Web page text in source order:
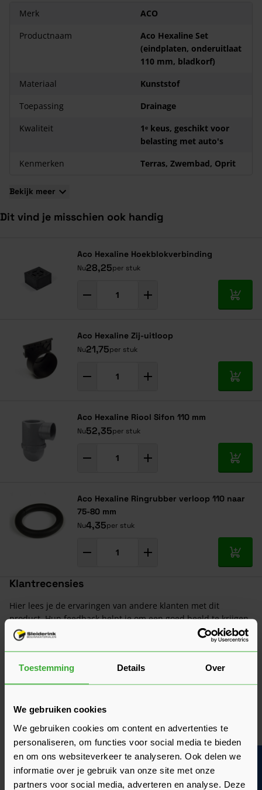
Toestemming Details Over
We gebruiken cookies
We gebruiken cookies om content en advertenties te
personaliseren, om functies voor social media te bieden
en om ons websiteverkeer te analyseren. Ook delen we
informatie over je gebruik van onze site met onze
partners voor social media, adverteren en analyse. Deze
Merk
ACO
Productnaam
Aco Hexaline Set
(eindplaten, onderuitlaat
110 mm, bladkorf)
Materiaal
Kunststof
Toepassing
Drainage
Kwaliteit
1ᵉ keus, geschikt voor
belasting met auto's
Kenmerken
Terras, Zwembad, Oprit
Bekijk meer
Dit vind je misschien ook handig
Aco Hexaline Hoekblokverbinding
Nu28,25per stuk
In
Aco Hexaline Zij-uitloop
Nu21,75per stuk
In
Aco Hexaline Riool Sifon 110 mm
Nu52,35per stuk
In
Aco Hexaline Ringrubber verloop 110 naar
75-80 mm
Nu4,35per stuk
In
Klantrecensies
Hier lees je de ervaringen van andere klanten met dit
product. Hun feedback helpt je om een goed beeld te krijgen
van de kwaliteit en het gebruiksgemak.
review achter, zo help je anderen met jouw mening en
dragen we samen bij aan een nog beter aanbod.
Beoordeling schrijven
Veelgestelde vragen
Hier vind je antwoorden op de meest gestelde vragen over dit
product. We hebben de belangrijkste onderwerpen alvast
voor je op een rij gezet zodat je snel verder kunt.
Kun je het antwoord op jouw vraag niet vinden? Neem dan